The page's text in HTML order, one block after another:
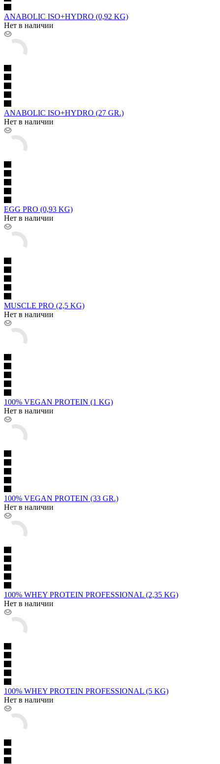
ANABOLIC ISO+HYDRO (0,92 KG)
Нет в наличии
ANABOLIC ISO+HYDRO (27 GR.)
Нет в наличии
EGG PRO (0,93 KG)
Нет в наличии
MUSCLE PRO (2,5 KG)
Нет в наличии
100% VEGAN PROTEIN (1 KG)
Нет в наличии
100% VEGAN PROTEIN (33 GR.)
Нет в наличии
100% WHEY PROTEIN PROFESSIONAL (2,35 KG)
Нет в наличии
100% WHEY PROTEIN PROFESSIONAL (5 KG)
Нет в наличии